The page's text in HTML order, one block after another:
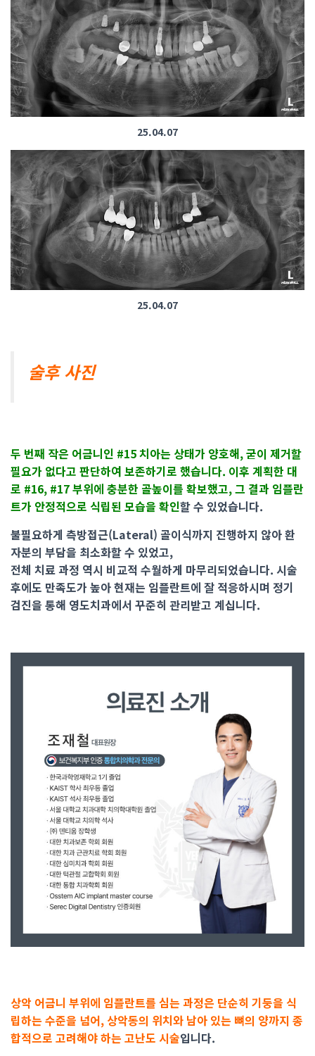
25.04.07
25.04.07
술후 사진
두 번째 작은 어금니인 #15 치아는 상태가 양호해, 굳이 제거할
필요가 없다고 판단하여 보존하기로 했습니다. 이후 계획한 대
로 #16, #17 부위에 충분한 골높이를 확보했고, 그 결과 임플란
트가 안정적으로 식립된 모습을 확인할 수 있었습니다.
불필요하게 측방접근(Lateral) 골이식까지 진행하지 않아 환
자분의 부담을 최소화할 수 있었고,
전체 치료 과정 역시 비교적 수월하게 마무리되었습니다. 시술
후에도 만족도가 높아 현재는 임플란트에 잘 적응하시며 정기
검진을 통해 영도치과에서 꾸준히 관리받고 계십니다.
상악 어금니 부위에 임플란트를 심는 과정은 단순히 기둥을 식
립하는 수준을 넘어, 상악동의 위치와 남아 있는 뼈의 양까지 종
합적으로 고려해야 하는 고난도 시술입니다.